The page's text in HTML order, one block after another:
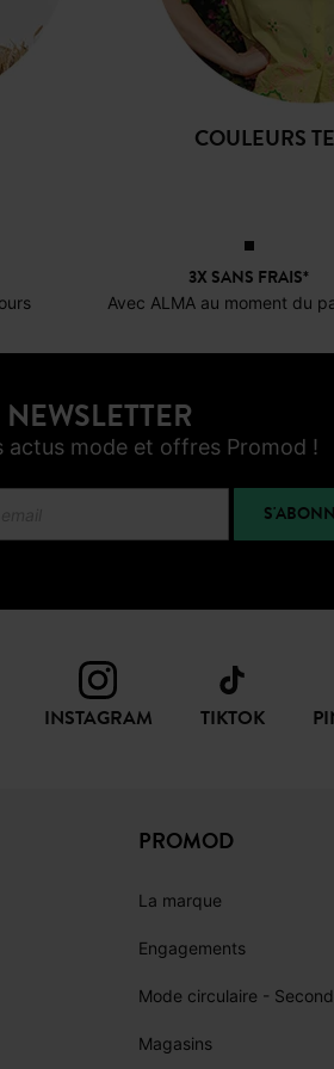
COULEURS
3X SANS FRAIS*
Avec ALMA au moment du
NEWSLETTER
actus mode et offres Promod !
INSTAGRAM TIKTOK
PROMOD
La marque
Engagements
Mode circulaire -
Magasins